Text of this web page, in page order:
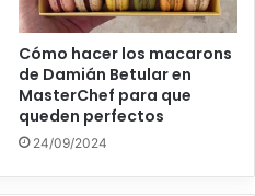
Cómo hacer los macarons
de Damián Betular en
MasterChef para que
queden perfectos
24/09/2024